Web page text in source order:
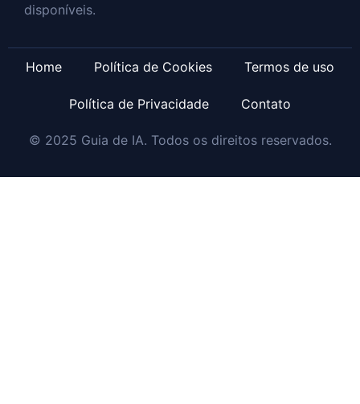
disponíveis.
Home Política de Cookies Termos de uso
Política de Privacidade Contato
© 2025 Guia de IA. Todos os direitos reservados.